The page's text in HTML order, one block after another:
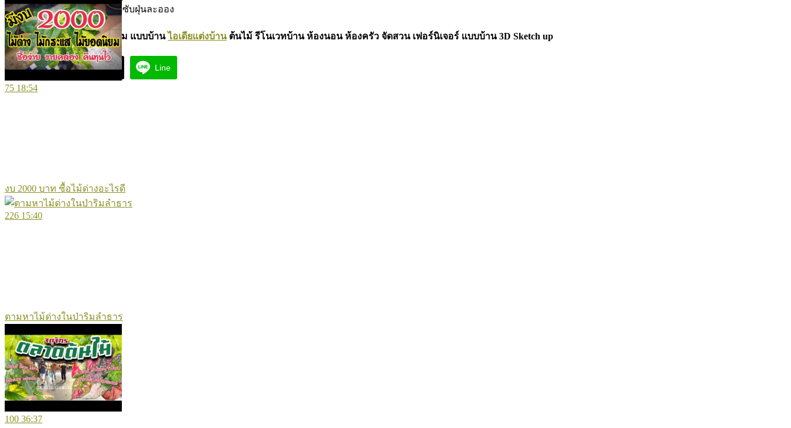
ต้นพลูด่าง คุณสมบัติดูดซับฝุ่นละออง
Bestswgarden เว็บไซต์รวบรวม แบบบ้านไอเดียแต่งบ้านต้นไม้ รีโนเวทบ้าน ห้องนอน ห้องครัว จัดสวน เฟอร์นิเจอร์ แบบบ้าน 3D Sketch up
Facebook X Line
75 18:54
งบ 2000 บาท ซื้อไม้ด่างอะไรดี
226 15:40
ตามหาไม้ด่างในป่าริมลำธาร
100 36:37